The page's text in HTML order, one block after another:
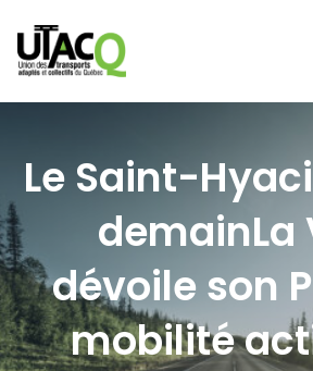
Le Saint-
demainLa
dévoile son
mobilité